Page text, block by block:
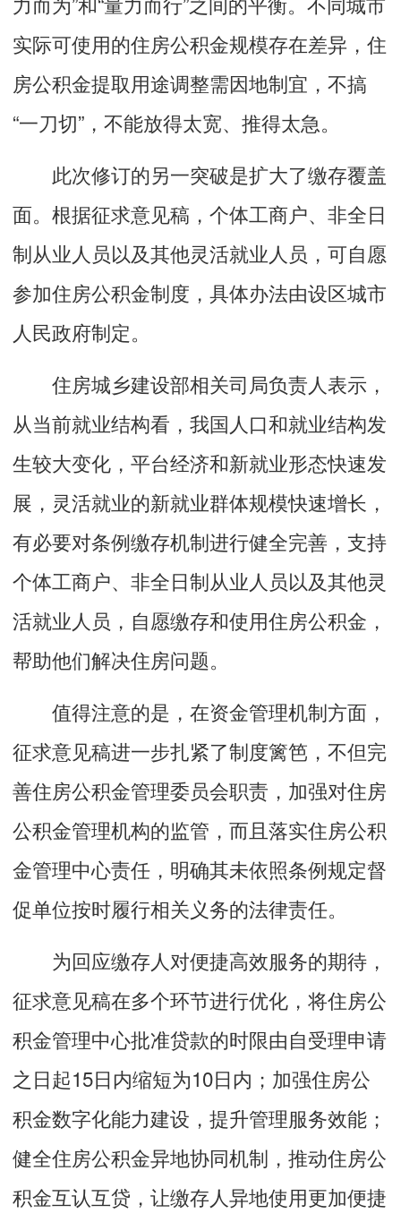
实际可使用的住房公积金规模存在差异，住
房公积金提取用途调整需因地制宜，不搞
“一刀切”，不能放得太宽、推得太急。
此次修订的另一突破是扩大了缴存覆盖
面。根据征求意见稿，个体工商户、非全日
制从业人员以及其他灵活就业人员，可自愿
参加住房公积金制度，具体办法由设区城市
人民政府制定。
住房城乡建设部相关司局负责人表示，
从当前就业结构看，我国人口和就业结构发
生较大变化，平台经济和新就业形态快速发
展，灵活就业的新就业群体规模快速增长，
有必要对条例缴存机制进行健全完善，支持
个体工商户、非全日制从业人员以及其他灵
活就业人员，自愿缴存和使用住房公积金，
帮助他们解决住房问题。
值得注意的是，在资金管理机制方面，
征求意见稿进一步扎紧了制度篱笆，不但完
善住房公积金管理委员会职责，加强对住房
公积金管理机构的监管，而且落实住房公积
金管理中心责任，明确其未依照条例规定督
促单位按时履行相关义务的法律责任。
为回应缴存人对便捷高效服务的期待，
征求意见稿在多个环节进行优化，将住房公
积金管理中心批准贷款的时限由自受理申请
之日起15日内缩短为10日内；加强住房公
积金数字化能力建设，提升管理服务效能；
健全住房公积金异地协同机制，推动住房公
积金互认互贷，让缴存人异地使用更加便捷